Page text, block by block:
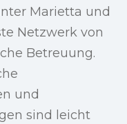
Marietta und
Netzwerk von
Betreuung.
und
sind leicht